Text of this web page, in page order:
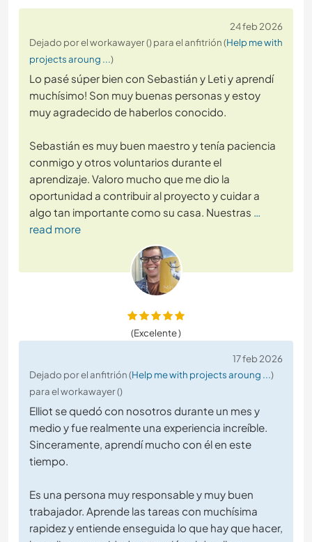
24 feb 2026
Dejado por el workawayer () para el anfitrión (Help me with
projects aroung ...)
Lo pasé súper bien con Sebastián y Leti y aprendí
muchísimo! Son muy buenas personas y estoy
muy agradecido de haberlos conocido.
Sebastián es muy buen maestro y tenía paciencia
conmigo y otros voluntarios durante el
aprendizaje. Valoro mucho que me dio la
oportunidad a contribuir al proyecto y cuidar a
algo tan importante como su casa. Nuestras …
read more
(Excelente )
17 feb 2026
Dejado por el anfitrión (Help me with projects aroung ...)
para el workawayer ()
Elliot se quedó con nosotros durante un mes y
medio y fue realmente una experiencia increíble.
Sinceramente, aprendí mucho con él en este
tiempo.
Es una persona muy responsable y muy buen
trabajador. Aprende las tareas con muchísima
rapidez y entiende enseguida lo que hay que hacer,